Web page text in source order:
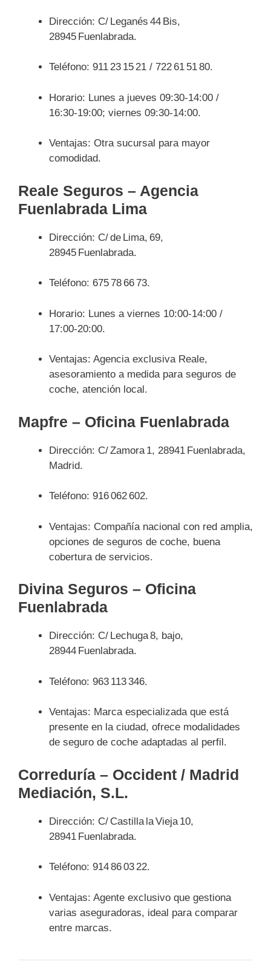
Dirección: C/ Leganés 44 Bis,
28945 Fuenlabrada.
Teléfono: 911 23 15 21 / 722 61 51 80.
Horario: Lunes a jueves 09:30‑14:00 /
16:30‑19:00; viernes 09:30‑14:00.
Ventajas: Otra sucursal para mayor
comodidad.
Reale Seguros – Agencia
Fuenlabrada Lima
Dirección: C/ de Lima, 69,
28945 Fuenlabrada.
Teléfono: 675 78 66 73.
Horario: Lunes a viernes 10:00‑14:00 /
17:00‑20:00.
Ventajas: Agencia exclusiva Reale,
asesoramiento a medida para seguros de
coche, atención local.
Mapfre – Oficina Fuenlabrada
Dirección: C/ Zamora 1, 28941 Fuenlabrada,
Madrid.
Teléfono: 916 062 602.
Ventajas: Compañía nacional con red amplia,
opciones de seguros de coche, buena
cobertura de servicios.
Divina Seguros – Oficina
Fuenlabrada
Dirección: C/ Lechuga 8, bajo,
28944 Fuenlabrada.
Teléfono: 963 113 346.
Ventajas: Marca especializada que está
presente en la ciudad, ofrece modalidades
de seguro de coche adaptadas al perfil.
Correduría – Occident / Madrid
Mediación, S.L.
Dirección: C/ Castilla la Vieja 10,
28941 Fuenlabrada.
Teléfono: 914 86 03 22.
Ventajas: Agente exclusivo que gestiona
varias aseguradoras, ideal para comparar
entre marcas.